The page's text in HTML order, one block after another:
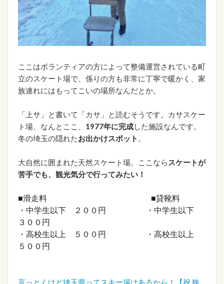
ここはボランティアの方によって整備運営されている町
立のスケート場で、係りの方も非常に丁寧で暖かく、家
族連れにはもってこいの場所なんだとか。
「上サ」と書いて「カサ」と読むそうです。カサスケー
ト場、なんとここ、 1977年に完成した施設なんです。
冬の埼玉の隠れたお出かけスポット 。
大自然に囲まれた天然スケート場。ここなら スケートが
苦手でも、観光気分で行ってみたい！
■滑走料 ■貸靴料
・中学生以下 ２００円 ・中学生以下
３００円
・高校生以上 ５００円 ・高校生以上
５００円
言っとくけど埼玉県ってスキー場はあるから！【祝 狭